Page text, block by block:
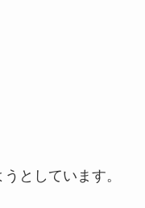
としています。